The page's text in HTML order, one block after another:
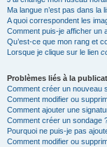
Ma langue n’est pas dans la
A quoi correspondent les
Comment puis-je afficher un
Qu’est-ce que mon rang et
Lorsque je clique sur le lien
Problèmes liés à la
Comment créer un nouveau
Comment modifier ou
Comment ajouter une
Comment créer un sondage
Pourquoi ne puis-je pas
Comment modifier ou